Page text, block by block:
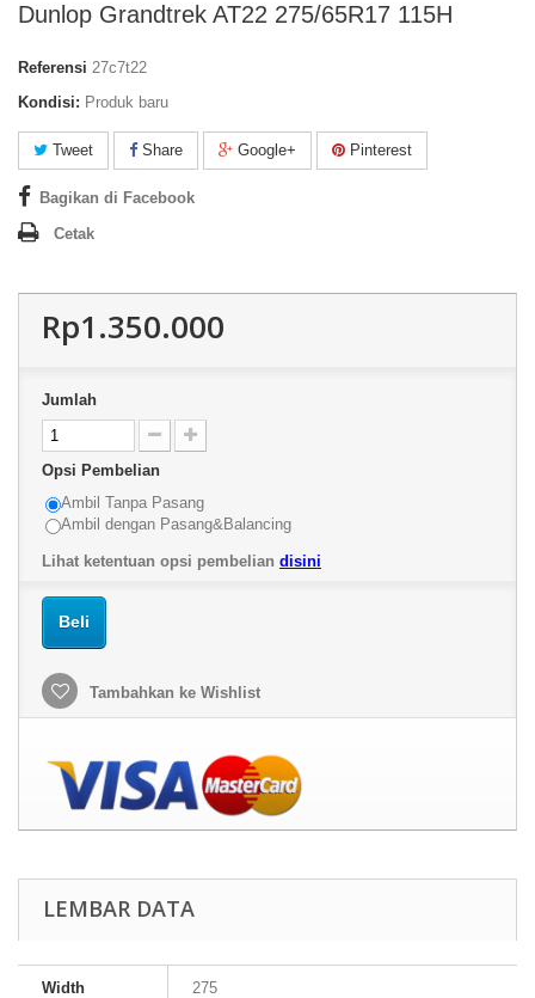
Dunlop Grandtrek AT22 275/65R17 115H
Referensi 27c7t22
Kondisi: Produk baru
Tweet Share Google+ Pinterest
Bagikan di Facebook
Cetak
Rp1.350.000
Jumlah
Opsi Pembelian
Ambil Tanpa Pasang
Ambil dengan Pasang&Balancing
Lihat ketentuan opsi pembelian disini
Beli
Tambahkan ke Wishlist
LEMBAR DATA
Width 275